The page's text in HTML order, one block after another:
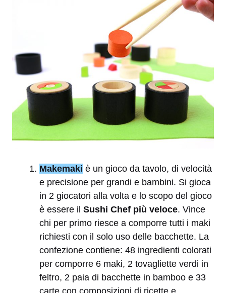
Makemaki è un gioco da tavolo, di velocità
e precisione per grandi e bambini. Si gioca
in 2 giocatori alla volta e lo scopo del gioco
è essere il Sushi Chef più veloce. Vince
chi per primo riesce a comporre tutti i maki
richiesti con il solo uso delle bacchette. La
confezione contiene: 48 ingredienti colorati
per comporre 6 maki, 2 tovagliette verdi in
feltro, 2 paia di bacchette in bamboo e 33
carte con composizioni di ricette e